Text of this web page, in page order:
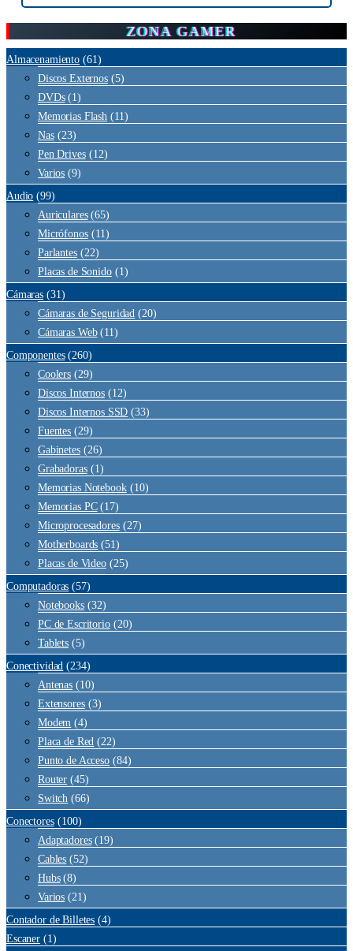
ZONA GAMER
Almacenamiento (61)
Discos Externos (5)
DVDs (1)
Memorias Flash (11)
Nas (23)
Pen Drives (12)
Varios (9)
Audio (99)
Auriculares (65)
Micrófonos (11)
Parlantes (22)
Placas de Sonido (1)
Cámaras (31)
Cámaras de Seguridad (20)
Cámaras Web (11)
Componentes (260)
Coolers (29)
Discos Internos (12)
Discos Internos SSD (33)
Fuentes (29)
Gabinetes (26)
Grabadoras (1)
Memorias Notebook (10)
Memorias PC (17)
Microprocesadores (27)
Motherboards (51)
Placas de Video (25)
Computadoras (57)
Notebooks (32)
PC de Escritorio (20)
Tablets (5)
Conectividad (234)
Antenas (10)
Extensores (3)
Modem (4)
Placa de Red (22)
Punto de Acceso (84)
Router (45)
Switch (66)
Conectores (100)
Adaptadores (19)
Cables (52)
Hubs (8)
Varios (21)
Contador de Billetes (4)
Escaner (1)